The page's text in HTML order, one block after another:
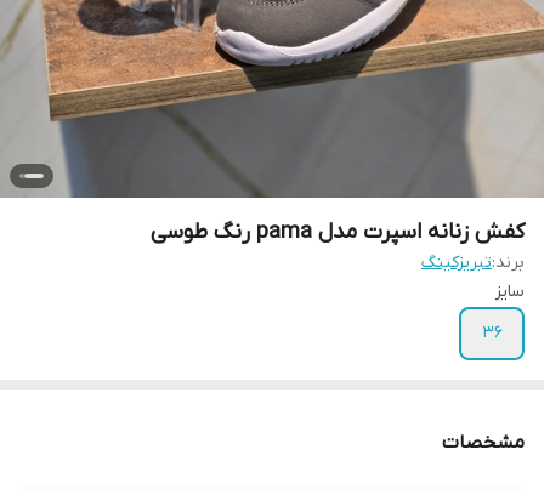
کفش زنانه اسپرت مدل pama رنگ طوسی
برند:تبریزکینگ
سایز
36
مشخصات